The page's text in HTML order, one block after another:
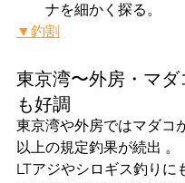
ナを細かく探る。
▼釣割
東京湾〜外房・マダ
も好調
東京湾や外房ではマダコ
以上の規定釣果が続出 。
LTアジやシロギス釣りに